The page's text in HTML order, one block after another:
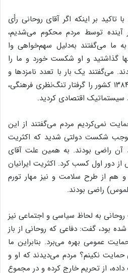
بر اینکه اگر آقای روحانی رأی
آینده توسط مردم محکوم می‌شدیم،
می‌گفتند به‌دلیل سهم‌خواهی وا
گذاشتید و او شکست خورد و ما را
یک بار با تعدد نامزدها و
عدم اجماع در انتخابات سال ۱۳۸۴ کشور را گرفتار تنگ‌نظری فرهنگی،
سیستماتیک اقتصادی کردید.
نمی‌کردیم مردم می‌گفتند از این
شکست دولتی شدید که اکثریت
آن راضی بودند. به همین علت آقای
دور اول کسب کرد. اکثریت ایرانیان
و هم از طرح سلامت و نیز مهار تورم
راضی بودند.
روحانی به لحاظ سیاسی و اجتماعی نیز
بود، گفت: دفاعی که روحانی از باز
عمومی بهره می‌برد. بنابراین ما
حمایت نکینم؟ مردم می‌دیدند که او و
از تحریم خارج کرده و در مجموع